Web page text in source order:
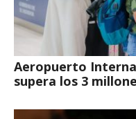
Aeropuerto
supera los 3